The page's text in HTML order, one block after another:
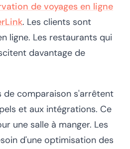
de voyages en ligne
. Les clients sont
ligne. Les restaurants qui
davantage de
de comparaison s'arrêtent
et aux intégrations. Ce
une salle à manger. Les
d'une optimisation des